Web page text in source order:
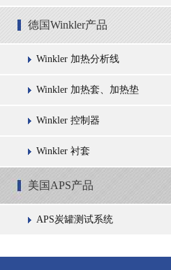
德国Winkler产品
Winkler 加热分析线
Winkler 加热套、加热垫
Winkler 控制器
Winkler 衬套
美国APS产品
APS炭罐测试系统